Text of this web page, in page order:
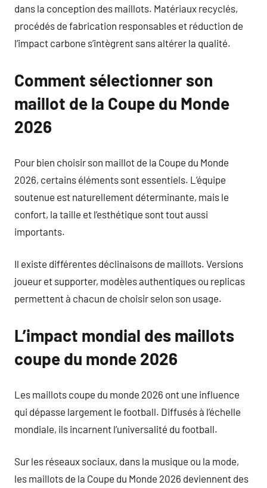
dans la conception des maillots. Matériaux recyclés,
procédés de fabrication responsables et réduction de
l’impact carbone s’intègrent sans altérer la qualité.
Comment sélectionner son
maillot de la Coupe du Monde
2026
Pour bien choisir son maillot de la Coupe du Monde
2026, certains éléments sont essentiels. L’équipe
soutenue est naturellement déterminante, mais le
confort, la taille et l’esthétique sont tout aussi
importants.
Il existe différentes déclinaisons de maillots. Versions
joueur et supporter, modèles authentiques ou replicas
permettent à chacun de choisir selon son usage.
L’impact mondial des maillots
coupe du monde 2026
Les maillots coupe du monde 2026 ont une influence
qui dépasse largement le football. Diffusés à l’échelle
mondiale, ils incarnent l’universalité du football.
Sur les réseaux sociaux, dans la musique ou la mode,
les maillots de la Coupe du Monde 2026 deviennent des